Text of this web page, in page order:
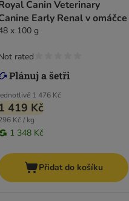
Canin Veterinary
Early Renal v omáčce
x 100 g
1 476 Kč
1 419 Kč
Kč / kg
1 348 Kč
rated
Přidat do košíku